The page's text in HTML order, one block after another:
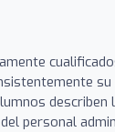
su
personal